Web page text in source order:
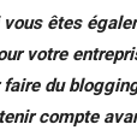
êtes
votre
faire du
compte